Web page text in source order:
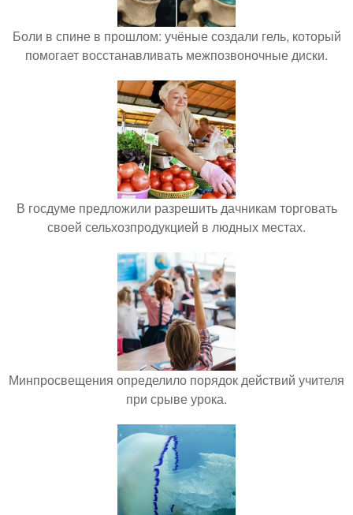
Боли в спине в прошлом: учёные создали гель, который
помогает восстанавливать межпозвоночные диски.
В госдуме предложили разрешить дачникам торговать
своей сельхозпродукцией в людных местах.
Минпросвещения определило порядок действий учителя
при срыве урока.